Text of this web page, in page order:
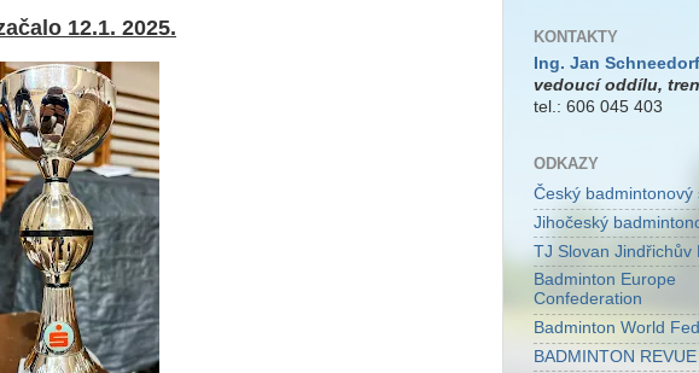
12.1. 2025.
KONTAKTY
Ing. Jan
vedoucí oddílu,
tel.: 606 045 403
ODKAZY
Český badmintonový
Jihočeský
TJ Slovan Jindřichův
Badminton Europe
Confederation
Badminton World
BADMINTON REVUE